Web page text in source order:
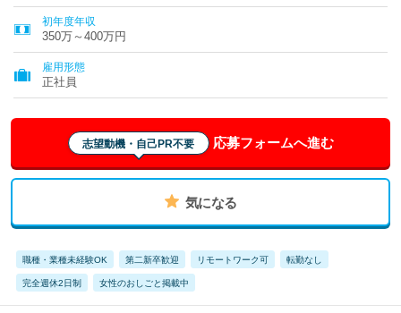
阪府、兵庫県、奈良県、和歌山県、岡山県、山口県、徳島県、香
川県、愛媛県、福岡県、熊本県、大分県
初年度年収
350万～400万円
雇用形態
正社員
志望動機・自己PR不要 応募フォームへ進む
気になる
職種・業種未経験OK 第二新卒歓迎 リモートワーク可 転勤なし
完全週休2日制 女性のおしごと掲載中